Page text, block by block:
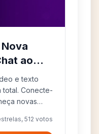
ao
e texto
total. Conecte-
novas
512 votos